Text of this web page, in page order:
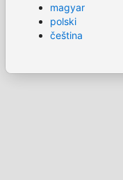
magyar
polski
čeština